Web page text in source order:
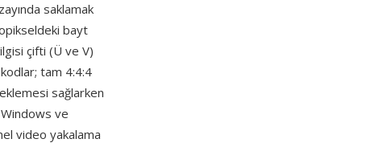
saklamak
bayt
çifti (Ü ve V)
tam 4:4:4
sağlarken
ve
video yakalama